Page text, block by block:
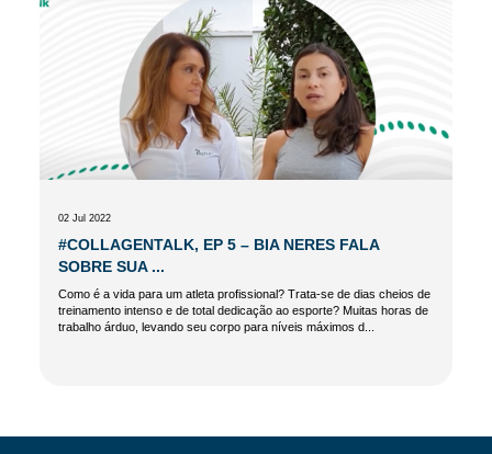
02 Jul 2022
#COLLAGENTALK, EP 5 – BIA NERES FALA
SOBRE SUA ...
Como é a vida para um atleta profissional? Trata-se de dias cheios de
treinamento intenso e de total dedicação ao esporte? Muitas horas de
trabalho árduo, levando seu corpo para níveis máximos d...